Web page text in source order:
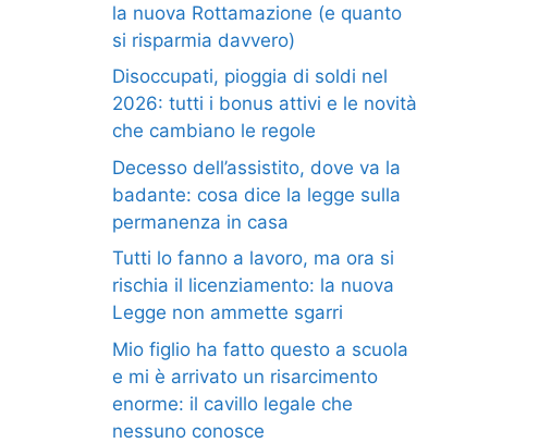
la nuova Rottamazione (e quanto
si risparmia davvero)
Disoccupati, pioggia di soldi nel
2026: tutti i bonus attivi e le novità
che cambiano le regole
Decesso dell’assistito, dove va la
badante: cosa dice la legge sulla
permanenza in casa
Tutti lo fanno a lavoro, ma ora si
rischia il licenziamento: la nuova
Legge non ammette sgarri
Mio figlio ha fatto questo a scuola
e mi è arrivato un risarcimento
enorme: il cavillo legale che
nessuno conosce